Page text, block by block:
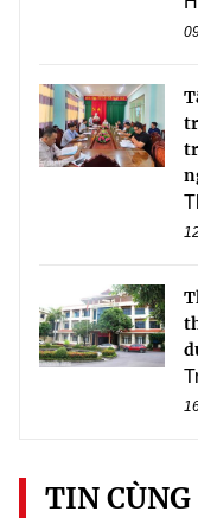
TIN CÙNG